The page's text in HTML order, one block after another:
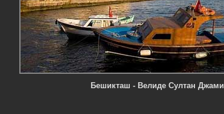
Бешикташ - Велиде Султан Джами